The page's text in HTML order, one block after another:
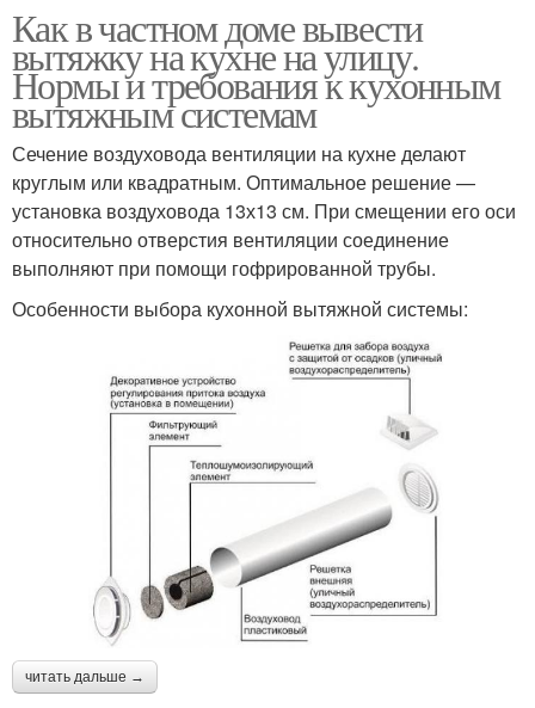
Как в частном доме вывести
вытяжку на кухне на улицу.
Нормы и требования к кухонным
вытяжным системам
Сечение воздуховода вентиляции на кухне делают
круглым или квадратным. Оптимальное решение —
установка воздуховода 13х13 см. При смещении его оси
относительно отверстия вентиляции соединение
выполняют при помощи гофрированной трубы.
Особенности выбора кухонной вытяжной системы:
читать дальше →